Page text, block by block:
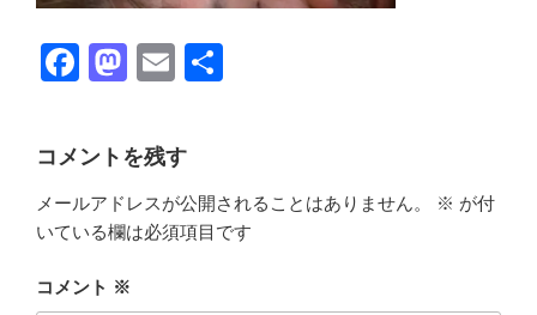
F
c
e
b
o
o
M
st
o
d
o
n
E
ail
コメントを残す
メールアドレスが公開されることはありません。 ※ が付
いている欄は必須項目です
コメント ※